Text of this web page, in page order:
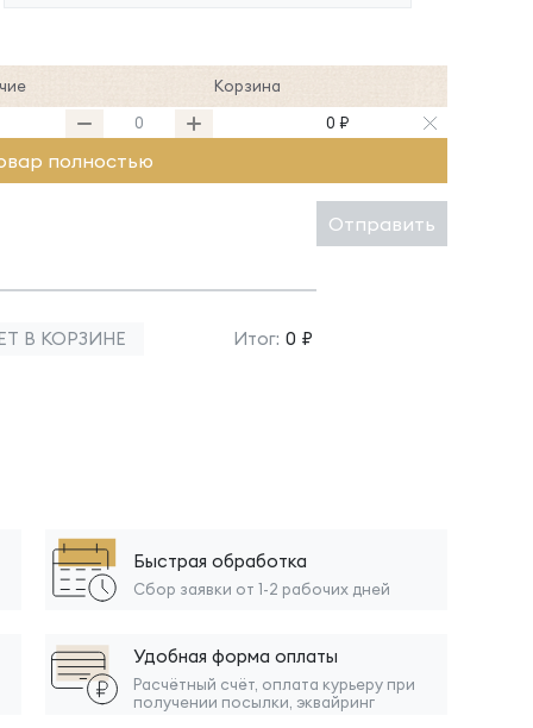
Корзина
0 ₽
полностью
Отправить
В КОРЗИНЕ Итог: 0 ₽
Быстрая обработка
Сбор заявки от 1-2 рабочих дней
Удобная форма оплаты
Расчётный счёт, оплата курьеру при
получении посылки, эквайринг